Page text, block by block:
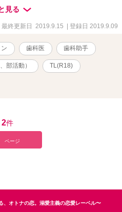
短編集『童話に対して思うこと…
の場合』
見る
| 最終更新日 2019.9.15 | 登録日 2019.9.09
歯科医 歯科助手
部活動） TL(R18)
2件
ページ
、オトナの恋。溺愛主義の恋愛レーベル〜